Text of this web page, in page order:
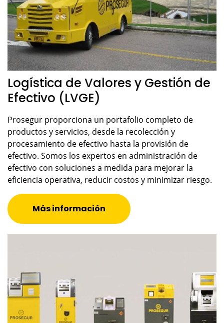
Logística de Valores y Gestión de
Efectivo (LVGE)
Prosegur proporciona un portafolio completo de
productos y servicios, desde la recolección y
procesamiento de efectivo hasta la provisión de
efectivo. Somos los expertos en administración de
efectivo con soluciones a medida para mejorar la
eficiencia operativa, reducir costos y minimizar riesgo.
Más información